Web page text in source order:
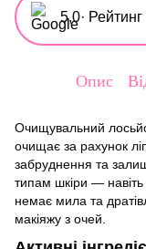
5,0·
Опис
Очищувальний
очищає за рахунок
забруднення та
типам шкіри —
немає мила та
макіяжу з очей.